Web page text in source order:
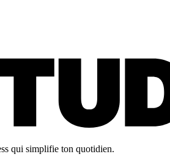
qui simplifie ton quotidien.